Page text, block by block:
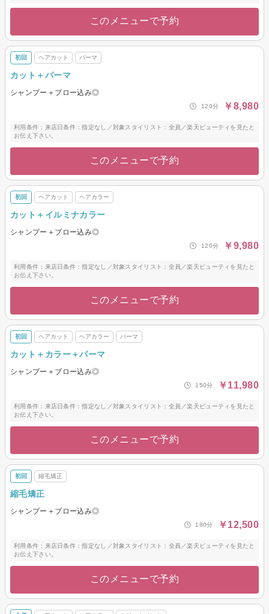
このメニューで予約
初回 ヘアカット パーマ
カット＋パーマ
シャンプー＋ブロー込み◎
120分 ￥8,980
利用条件：来店日条件：指定なし／対象スタイリスト：全員／楽天ビューティを見たと
お伝え下さい。
このメニューで予約
初回 ヘアカット ヘアカラー
カット＋イルミナカラー
シャンプー＋ブロー込み◎
120分 ￥9,980
利用条件：来店日条件：指定なし／対象スタイリスト：全員／楽天ビューティを見たと
お伝え下さい。
このメニューで予約
初回 ヘアカット ヘアカラー パーマ
カット＋カラー＋パーマ
シャンプー＋ブロー込み◎
150分 ￥11,980
利用条件：来店日条件：指定なし／対象スタイリスト：全員／楽天ビューティを見たと
お伝え下さい。
このメニューで予約
初回 縮毛矯正
縮毛矯正
シャンプー＋ブロー込み◎
180分 ￥12,500
利用条件：来店日条件：指定なし／対象スタイリスト：全員／楽天ビューティを見たと
お伝え下さい。
このメニューで予約